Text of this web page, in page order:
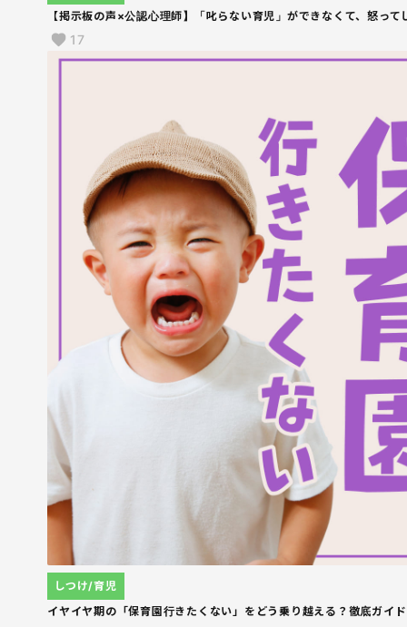
【掲示板の声×公認心理師】「叱らない育児」ができなくて、怒っ
17
イヤイヤ期の「保育園行きたくない」をどう乗り越える？徹底ガイ
しつけ/育児